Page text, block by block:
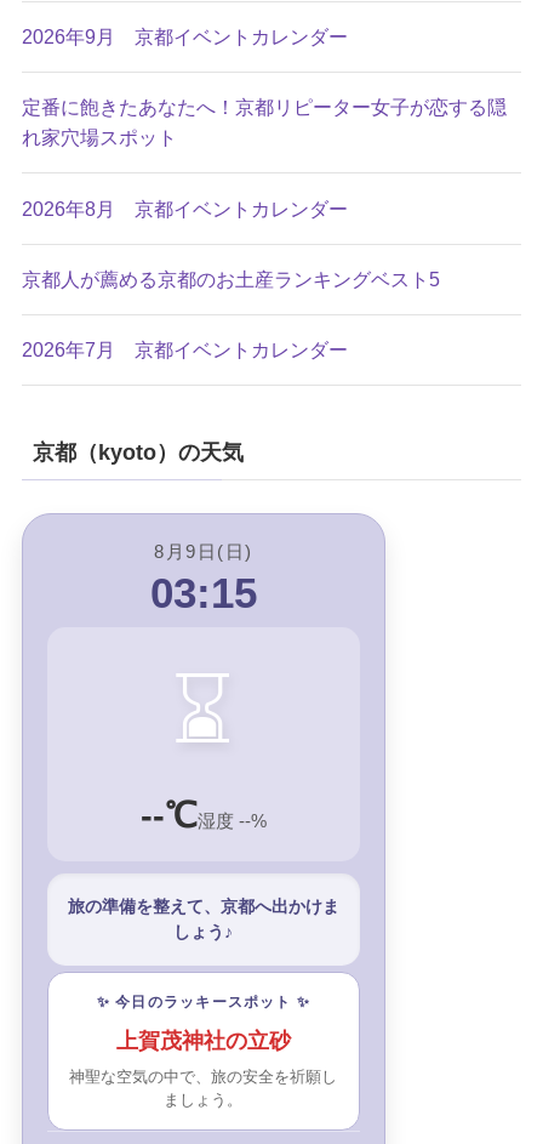
2026年9月 京都イベントカレンダー
定番に飽きたあなたへ！京都リピーター女子が恋する隠
れ家穴場スポット
2026年8月 京都イベントカレンダー
京都人が薦める京都のお土産ランキングベスト5
2026年7月 京都イベントカレンダー
京都（kyoto）の天気
8月9日(日)
03:15
⌛
--℃湿度 --%
旅の準備を整えて、京都へ出かけま
しょう♪
✨ 今日のラッキースポット ✨
上賀茂神社の立砂
神聖な空気の中で、旅の安全を祈願し
ましょう。